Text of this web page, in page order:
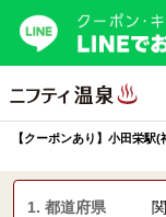
【クーポンあり】小田栄
1. 都道府県